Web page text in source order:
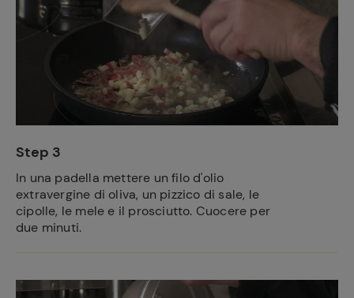
Step 3
In una padella mettere un filo d'olio
extravergine di oliva, un pizzico di sale, le
cipolle, le mele e il prosciutto. Cuocere per
due minuti.